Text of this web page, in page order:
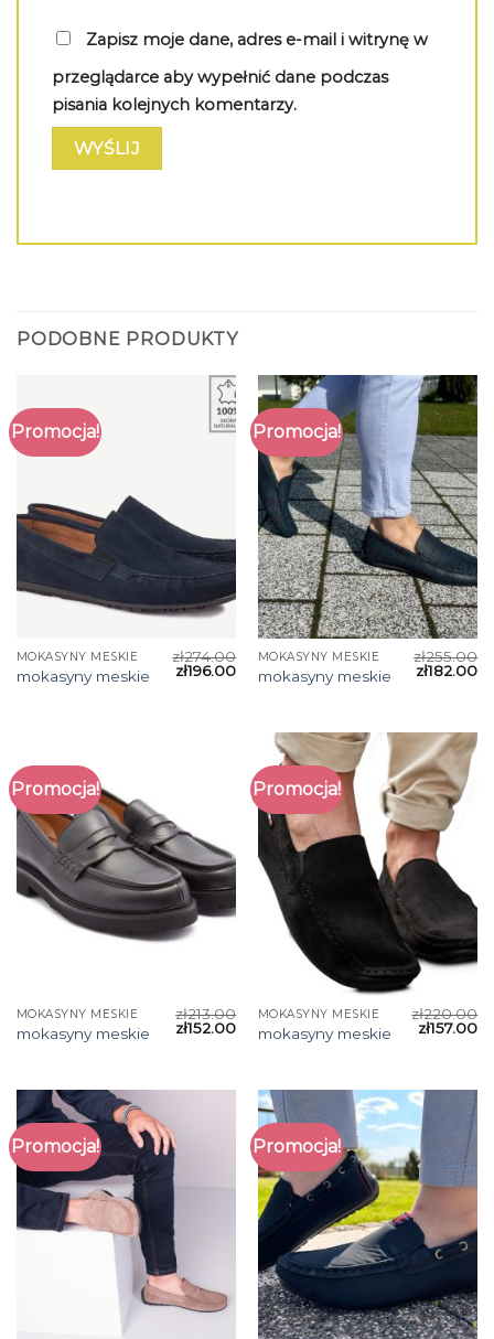
Zapisz moje dane, adres e-mail i witrynę w
przeglądarce aby wypełnić dane podczas
pisania kolejnych komentarzy.
PODOBNE PRODUKTY
Promocja!
MOKASYNY MESKIE
mokasyny meskie
zł274.00
zł196.00
Promocja!
MOKASYNY MESKIE
mokasyny meskie
zł255.00
zł182.00
Promocja!
MOKASYNY MESKIE
mokasyny meskie
zł213.00
zł152.00
Promocja!
MOKASYNY MESKIE
mokasyny meskie
zł220.00
zł157.00
Promocja! Promocja!